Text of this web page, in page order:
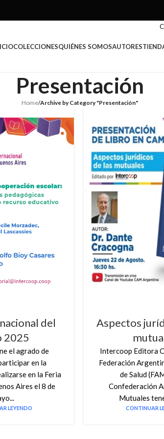
COLECCIONESQUIÉNES SOMOSAUTORES
Presentación
Home/Archive by Category "Presentación"
del
2025
el agrado de
en la
en la Feria
Aires el 8 de
LEYENDO
Aspectos
Intercoop Editora
Federación
de Salud
Confederación
Mutuales
CONTINUAR